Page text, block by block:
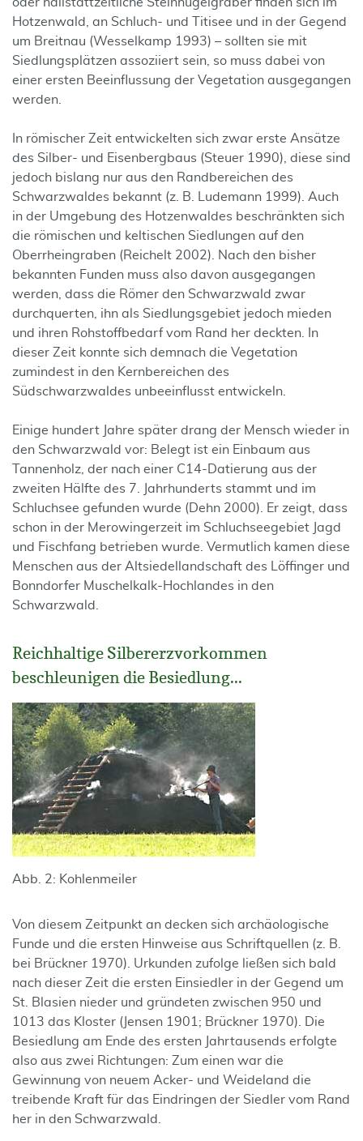
Hotzenwald, an Schluch- und Titisee und in der Gegend
um Breitnau (Wesselkamp 1993) – sollten sie mit
Siedlungsplätzen assoziiert sein, so muss dabei von
einer ersten Beeinflussung der Vegetation ausgegangen
werden.
In römischer Zeit entwickelten sich zwar erste Ansätze
des Silber- und Eisenbergbaus (Steuer 1990), diese sind
jedoch bislang nur aus den Randbereichen des
Schwarzwaldes bekannt (z. B. Ludemann 1999). Auch
in der Umgebung des Hotzenwaldes beschränkten sich
die römischen und keltischen Siedlungen auf den
Oberrheingraben (Reichelt 2002). Nach den bisher
bekannten Funden muss also davon ausgegangen
werden, dass die Römer den Schwarzwald zwar
durchquerten, ihn als Siedlungsgebiet jedoch mieden
und ihren Rohstoffbedarf vom Rand her deckten. In
dieser Zeit konnte sich demnach die Vegetation
zumindest in den Kernbereichen des
Südschwarzwaldes unbeeinflusst entwickeln.
Einige hundert Jahre später drang der Mensch wieder in
den Schwarzwald vor: Belegt ist ein Einbaum aus
Tannenholz, der nach einer C14-Datierung aus der
zweiten Hälfte des 7. Jahrhunderts stammt und im
Schluchsee gefunden wurde (Dehn 2000). Er zeigt, dass
schon in der Merowingerzeit im Schluchseegebiet Jagd
und Fischfang betrieben wurde. Vermutlich kamen diese
Menschen aus der Altsiedellandschaft des Löffinger und
Bonndorfer Muschelkalk-Hochlandes in den
Schwarzwald.
Reichhaltige Silbererzvorkommen
beschleunigen die Besiedlung...
Abb. 2: Kohlenmeiler
Von diesem Zeitpunkt an decken sich archäologische
Funde und die ersten Hinweise aus Schriftquellen (z. B.
bei Brückner 1970). Urkunden zufolge ließen sich bald
nach dieser Zeit die ersten Einsiedler in der Gegend um
St. Blasien nieder und gründeten zwischen 950 und
1013 das Kloster (Jensen 1901; Brückner 1970). Die
Besiedlung am Ende des ersten Jahrtausends erfolgte
also aus zwei Richtungen: Zum einen war die
Gewinnung von neuem Acker- und Weideland die
treibende Kraft für das Eindringen der Siedler vom Rand
her in den Schwarzwald.